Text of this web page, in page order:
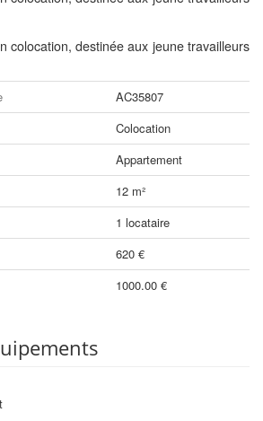
colocation, destinée aux jeune travailleurs
AC35807
Colocation
Appartement
12 m²
1 locataire
620 €
1000.00 €